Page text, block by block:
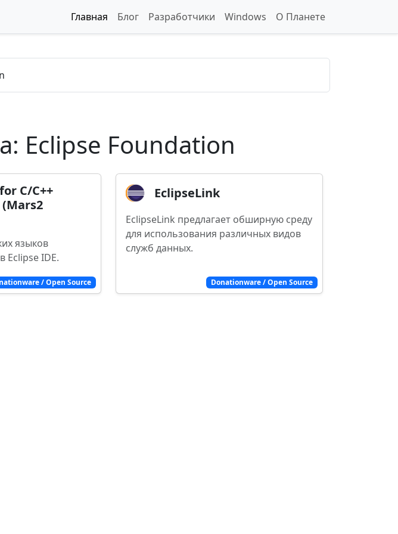
Главная Блог Разработчики Windows О Планете
Eclipse Foundation
/ Open Source
C/C++
языков
Eclipse IDE.
Donationware / Open Source
EclipseLink
EclipseLink предлагает обширную среду
для использования различных видов
служб данных.